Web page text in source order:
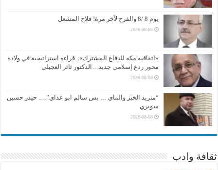
يوم 8 /8 والفرح لآخر مرة! فلاح المشعل
2026-08-08
«اتفاقية مكة للدفاع المشترك».. قراءة استراتيجية في ولادة
محور ردع إسلامي جديد…الدكتور ثائر العجيلي
2026-08-08
“منريد الخبز والماي … بس سالم ابو عداي”…. حيدر حسين
سويري
2026-08-08
ثقافة وادب